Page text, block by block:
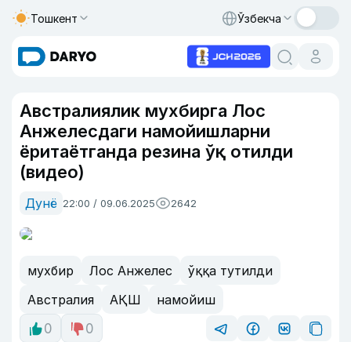
Тошкент Ўзбекча
Австралиялик мухбирга Лос
Анжелесдаги намойишларни
ёритаётганда резина ўқ отилди
(видео)
Дунё 22:00 / 09.06.2025 2642
мухбир Лос Анжелес
ўққа тутилди
Австралия
АҚШ
намойиш
0
0